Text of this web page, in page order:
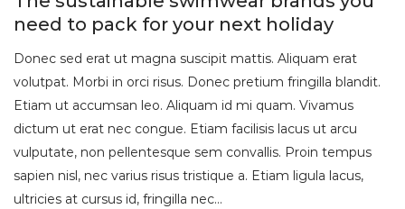
need to pack for your next holiday
Donec sed erat ut magna suscipit mattis. Aliquam erat
volutpat. Morbi in orci risus. Donec pretium fringilla blandit.
Etiam ut accumsan leo. Aliquam id mi quam. Vivamus
dictum ut erat nec congue. Etiam facilisis lacus ut arcu
vulputate, non pellentesque sem convallis. Proin tempus
sapien nisl, nec varius risus tristique a. Etiam ligula lacus,
ultricies at cursus id, fringilla nec…